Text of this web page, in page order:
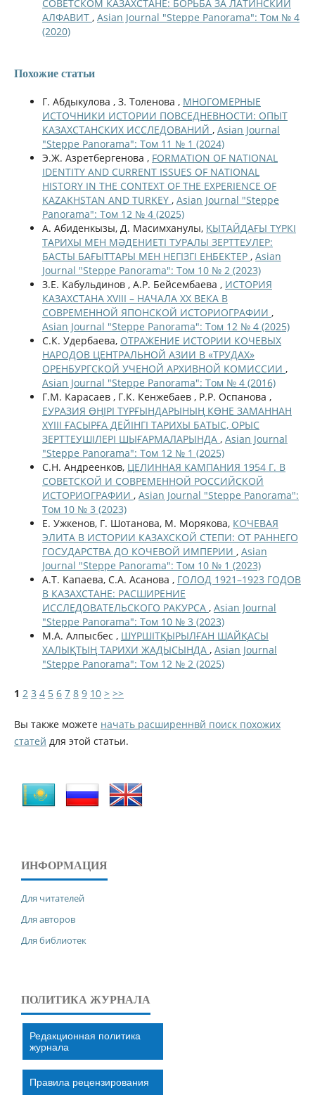
СОВЕТСКОМ КАЗАХСТАНЕ: БОРЬБА ЗА ЛАТИНСКИЙ
АЛФАВИТ , Asian Journal "Steppe Panorama": Том № 4
(2020)
Похожие статьи
Г. Абдыкулова , З. Толенова , МНОГОМЕРНЫЕ
ИСТОЧНИКИ ИСТОРИИ ПОВСЕДНЕВНОСТИ: ОПЫТ
КАЗАХСТАНСКИХ ИССЛЕДОВАНИЙ , Asian Journal
"Steppe Panorama": Том 11 № 1 (2024)
Э.Ж. Азретбергенова , FORMATION OF NATIONAL
IDENTITY AND CURRENT ISSUES OF NATIONAL
HISTORY IN THE CONTEXT OF THE EXPERIENCE OF
KAZAKHSTAN AND TURKEY , Asian Journal "Steppe
Panorama": Том 12 № 4 (2025)
А. Абиденкызы, Д. Масимханулы, ҚЫТАЙДАҒЫ ТҮРКІ
ТАРИХЫ МЕН МӘДЕНИЕТІ ТУРАЛЫ ЗЕРТТЕУЛЕР:
БАСТЫ БАҒЫТТАРЫ МЕН НЕГІЗГІ ЕҢБЕКТЕР , Asian
Journal "Steppe Panorama": Том 10 № 2 (2023)
З.Е. Кабульдинов , А.Р. Бейсембаева , ИСТОРИЯ
КАЗАХСТАНА XVIII – НАЧАЛА ХХ ВЕКА В
СОВРЕМЕННОЙ ЯПОНСКОЙ ИСТОРИОГРАФИИ ,
Asian Journal "Steppe Panorama": Том 12 № 4 (2025)
С.К. Удербаева, ОТРАЖЕНИЕ ИСТОРИИ КОЧЕВЫХ
НАРОДОВ ЦЕНТРАЛЬНОЙ АЗИИ В «ТРУДАХ»
ОРЕНБУРГСКОЙ УЧЕНОЙ АРХИВНОЙ КОМИССИИ ,
Asian Journal "Steppe Panorama": Том № 4 (2016)
Г.М. Карасаев , Г.К. Кенжебаев , Р.Р. Оспанова ,
ЕУРАЗИЯ ӨҢІРІ ТҮРҒЫНДАРЫНЫҢ КӨНЕ ЗАМАННАН
ХҮІІІ ҒАСЫРҒА ДЕЙІНГІ ТАРИХЫ БАТЫС, ОРЫС
ЗЕРТТЕУШІЛЕРІ ШЫҒАРМАЛАРЫНДА , Asian Journal
"Steppe Panorama": Том 12 № 1 (2025)
С.Н. Андреенков, ЦЕЛИННАЯ КАМПАНИЯ 1954 Г. В
СОВЕТСКОЙ И СОВРЕМЕННОЙ РОССИЙСКОЙ
ИСТОРИОГРАФИИ , Asian Journal "Steppe Panorama":
Том 10 № 3 (2023)
Е. Ужкенов, Г. Шотанова, М. Морякова, КОЧЕВАЯ
ЭЛИТА В ИСТОРИИ КАЗАХСКОЙ СТЕПИ: ОТ РАННЕГО
ГОСУДАРСТВА ДО КОЧЕВОЙ ИМПЕРИИ , Asian
Journal "Steppe Panorama": Том 10 № 1 (2023)
А.Т. Капаева, С.А. Асанова , ГОЛОД 1921–1923 ГОДОВ
В КАЗАХСТАНЕ: РАСШИРЕНИЕ
ИССЛЕДОВАТЕЛЬСКОГО РАКУРСА , Asian Journal
"Steppe Panorama": Том 10 № 3 (2023)
М.А. Алпысбес , ШҮРШІТҚЫРЫЛҒАН ШАЙҚАСЫ
ХАЛЫҚТЫҢ ТАРИХИ ЖАДЫСЫНДА , Asian Journal
"Steppe Panorama": Том 12 № 2 (2025)
1 2 3 4 5 6 7 8 9 10 > >>
Вы также можете начать расширеннвй поиск похожих
статей для этой статьи.
ИНФОРМАЦИЯ
Для читателей
Для авторов
Для библиотек
ПОЛИТИКА ЖУРНАЛА
Редакционная политика
журнала
Правила рецензирования